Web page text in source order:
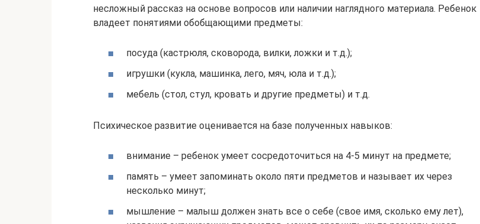
несложный рассказ на основе вопросов или наличии наглядного материала. Ребенок
владеет понятиями обобщающими предметы:
посуда (кастрюля, сковорода, вилки, ложки и т.д.);
игрушки (кукла, машинка, лего, мяч, юла и т.д.);
мебель (стол, стул, кровать и другие предметы) и т.д.
Психическое развитие оценивается на базе полученных навыков:
внимание – ребенок умеет сосредоточиться на 4-5 минут на предмете;
память – умеет запоминать около пяти предметов и называет их через
несколько минут;
мышление – малыш должен знать все о себе (свое имя, сколько ему лет),